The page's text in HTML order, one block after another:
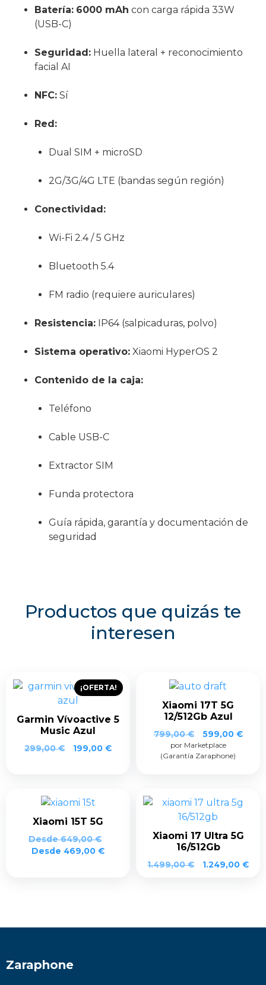
Batería: 6000 mAh con carga rápida 33W
(USB-C)
Seguridad: Huella lateral + reconocimiento
facial AI
NFC: Sí
Red:
Dual SIM + microSD
2G/3G/4G LTE (bandas según región)
Conectividad:
Wi-Fi 2.4 / 5 GHz
Bluetooth 5.4
FM radio (requiere auriculares)
Resistencia: IP64 (salpicaduras, polvo)
Sistema operativo: Xiaomi HyperOS 2
Contenido de la caja:
Teléfono
Cable USB-C
Extractor SIM
Funda protectora
Guía rápida, garantía y documentación de
seguridad
Productos que quizás te
interesen
¡OFERTA!
Garmin Vívoactive 5
Music Azul
299,00€
El
199,00 €El
199,00 €.
Xiaomi 17T 5G
12/512Gb Azul
799,00€
El
precio
original
599,00 €El
por Marketplace
(Garantía Zaraphone)
Xiaomi 15T 5G
Desde649,00€
Desde 469,00 €
Xiaomi 17 Ultra 5G
16/512Gb
1.499,00€ 1.249,00 €
Zaraphone